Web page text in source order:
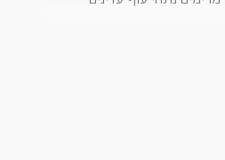
צלייה ממושכת.